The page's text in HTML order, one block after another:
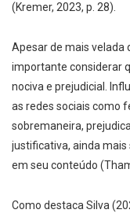
(Kremer, 2023, p. 28).
Apesar de mais velada
importante considerar
nociva e prejudicial.
as redes sociais como
sobremaneira,
justificativa, ainda
em seu conteúdo
Como destaca Silva